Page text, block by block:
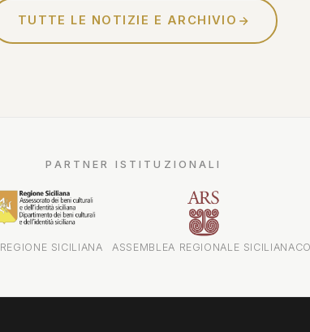
TUTTE LE NOTIZIE E ARCHIVIO
PARTNER ISTITUZIONALI
REGIONE SICILIANA ASSEMBLEA REGIONALE SICILIANA